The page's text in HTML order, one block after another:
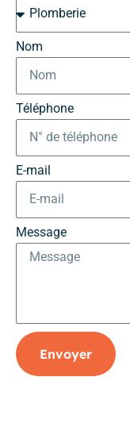
Nom
Téléphone
E-mail
Message
Envoyer